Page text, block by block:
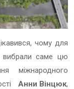
чому для
вибрали саме цю
міжнародного
Анни Вінцюк,